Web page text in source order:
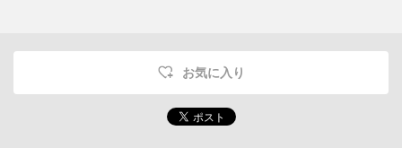
お気に入り